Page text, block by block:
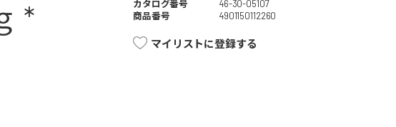
* カタログ番号
46-30-05107
商品番号
4901150112260
マイリストに登録する